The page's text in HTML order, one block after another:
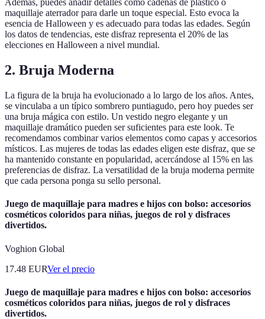
Además, puedes añadir detalles como cadenas de plástico o
maquillaje aterrador para darle un toque especial. Esto evoca la
esencia de Halloween y es adecuado para todas las edades. Según
los datos de tendencias, este disfraz representa el 20% de las
elecciones en Halloween a nivel mundial.
2. Bruja Moderna
La figura de la bruja ha evolucionado a lo largo de los años. Antes,
se vinculaba a un típico sombrero puntiagudo, pero hoy puedes ser
una bruja mágica con estilo. Un vestido negro elegante y un
maquillaje dramático pueden ser suficientes para este look. Te
recomendamos combinar varios elementos como capas y accesorios
místicos. Las mujeres de todas las edades eligen este disfraz, que se
ha mantenido constante en popularidad, acercándose al 15% en las
preferencias de disfraz. La versatilidad de la bruja moderna permite
que cada persona ponga su sello personal.
Juego de maquillaje para madres e hijos con bolso: accesorios
cosméticos coloridos para niñas, juegos de rol y disfraces
divertidos.
Voghion Global
17.48 EURVer el precio
Juego de maquillaje para madres e hijos con bolso: accesorios
cosméticos coloridos para niñas, juegos de rol y disfraces
divertidos.